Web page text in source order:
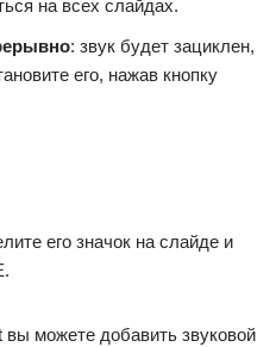
на всех слайдах.
: звук будет зациклен,
его, нажав кнопку
его значок на слайде и
можете добавить звуковой